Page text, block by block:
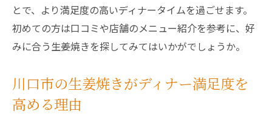
とで、より満足度の高いディナータイムを過ごせます。
初めての方は口コミや店舗のメニュー紹介を参考に、好
みに合う生姜焼きを探してみてはいかがでしょうか。
川口市の生姜焼きがディナー満足度を
高める理由